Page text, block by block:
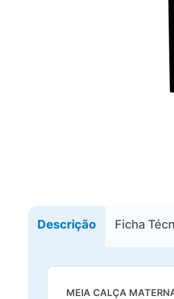
Descrição Ficha
MEIA CALÇA